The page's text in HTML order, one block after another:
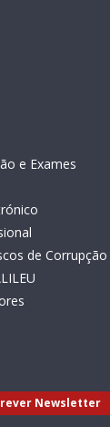
e Exames
de Corrupção
Newsletter